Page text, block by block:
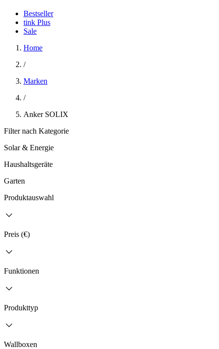
Bestseller
tink Plus
Sale
Home
/
Marken
/
Anker SOLIX
Filter nach Kategorie
Solar & Energie
Haushaltsgeräte
Garten
Produktauswahl
Preis (€)
Funktionen
Produkttyp
Wallboxen